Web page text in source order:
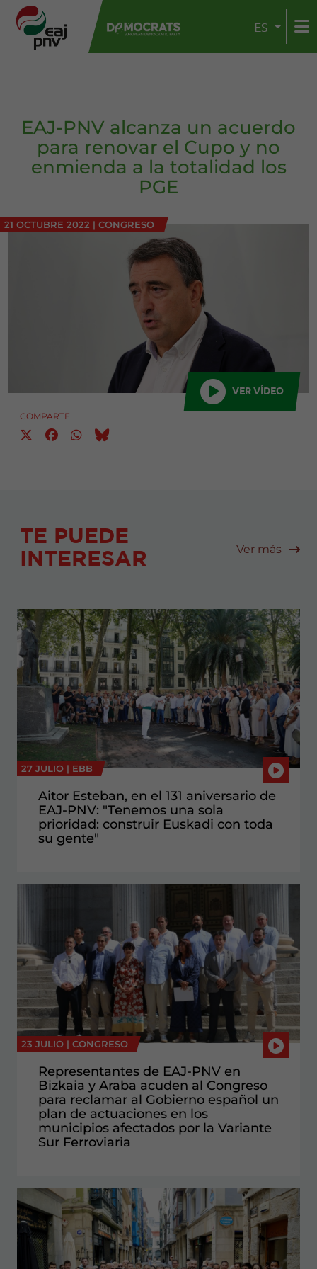
ES
EAJ-PNV alcanza un acuerdo
para renovar el Cupo y no
enmienda a la totalidad los
PGE
21 OCTUBRE 2022 | CONGRESO
VER VÍDEO
COMPARTE
TE PUEDE
INTERESAR
Ver más
27 JULIO | EBB
Aitor Esteban, en el 131 aniversario de
EAJ-PNV: "Tenemos una sola
prioridad: construir Euskadi con toda
su gente"
23 JULIO | CONGRESO
Representantes de EAJ-PNV en
Bizkaia y Araba acuden al Congreso
para reclamar al Gobierno español un
plan de actuaciones en los
municipios afectados por la Variante
Sur Ferroviaria